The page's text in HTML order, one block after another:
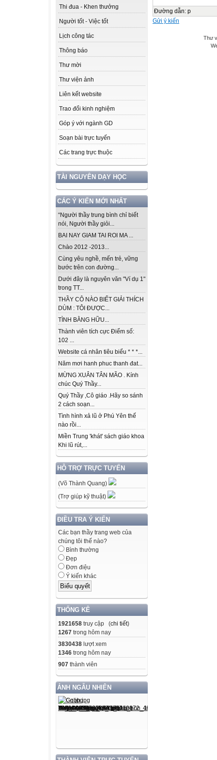
Thi đua - Khen thưởng
Người tốt - Việc tốt
Lịch công tác
Thông báo
Thư mời
Thư viện ảnh
Liên kết website
Trao đổi kinh nghiệm
Góp ý với ngành GD
Soạn bài trực tuyến
Các trang trực thuộc
TÀI NGUYÊN DẠY HỌC
CÁC Ý KIẾN MỚI NHẤT
“Người thầy trung bình chỉ biết
nói, Người thầy giỏi...
BAI NAY GIAM TAI ROI MA ...
Chào 2012 -2013...
Cùng yêu nghề, mến trẻ, vững
bước trên con đường...
Dưới đây là nguyên văn "Ví dụ 1"
trong TT...
THẦY CÔ NÀO BIẾT GIẢI THÍCH
DÙM : TÔI ĐƯỢC...
TÌNH BẰNG HỮU...
Thành viên tích cực Điểm số:
102 ...
Website cá nhân tiêu biểu * * *...
Năm mơi hanh phuc thanh đat...
MỪNG XUÂN TÂN MÃO . Kính
chúc Quý Thầy...
Quý Thầy ,Cô giáo .Hãy so sánh
2 cách soạn...
Tình hình xả lũ ở Phú Yên thế
nào rồi...
Miền Trung 'khát' sách giáo khoa
Khi lũ rút,...
HỖ TRỢ TRỰC TUYẾN
(Võ Thành Quang)
(Trợ giúp kỹ thuật)
ĐIỀU TRA Ý KIẾN
Các bạn thầy trang web của
chúng tôi thế nào?
Bình thường
Đẹp
Đơn điệu
Ý kiến khác
THỐNG KÊ
1921658 truy cập (chi tiết)
1267 trong hôm nay
3830438 lượt xem
1346 trong hôm nay
907 thành viên
ẢNH NGẪU NHIÊN
Đường dẫn: p
Gửi ý kiến
Thư